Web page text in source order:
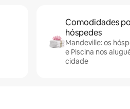
Comodidades
hóspedes
Mandeville: os
e Piscina nos
cidade